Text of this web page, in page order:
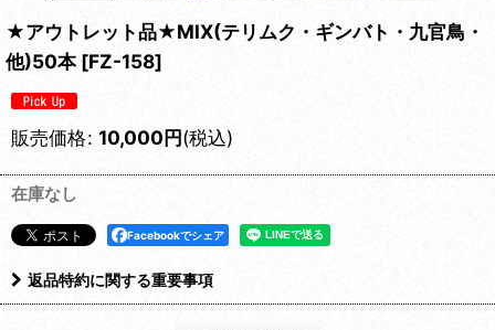
★アウトレット品★MIX(テリムク・ギンバト・九官鳥・
他)50本 [FZ-158]
販売価格: 10,000円(税込)
在庫なし
Facebookでシェア
返品特約に関する重要事項